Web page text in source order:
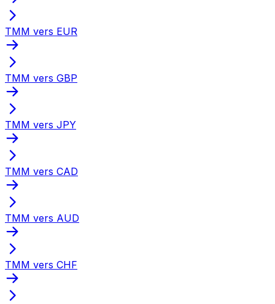
TMM vers EUR
TMM vers GBP
TMM vers JPY
TMM vers CAD
TMM vers AUD
TMM vers CHF